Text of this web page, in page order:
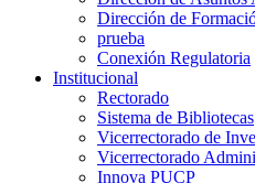
Dirección de
prueba
Conexión Regulatoria
Institucional
Rectorado
Sistema de Bibliotecas
Vicerrectorado de
Vicerrectorado
Innova PUCP